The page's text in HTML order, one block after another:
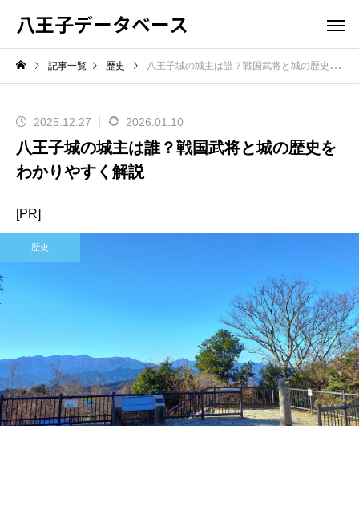
八王子データベース
記事一覧 歴史 八王子城の城主は誰？戦国武将と城の歴史をわかりやすく解説
2025.12.27 2026.01.10
八王子城の城主は誰？戦国武将と城の歴史を
わかりやすく解説
[PR]
歴史